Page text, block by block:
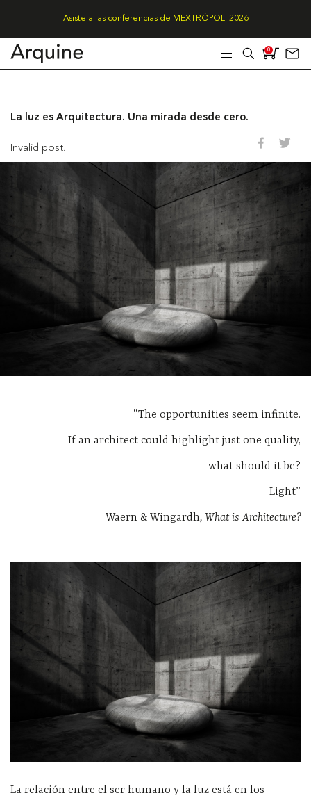
Asiste a las conferencias de MEXTRÓPOLI 2026
0
La luz es Arquitectura. Una mirada desde cero.
Invalid post.
“The opportunities seem infinite.
If an architect could highlight just one quality,
what should it be?
Light”
Waern & Wingardh, What is Architecture?
La relación entre el ser humano y la luz está en los